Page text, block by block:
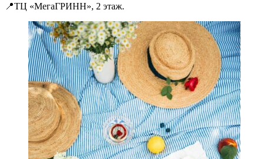
📍ТЦ «МегаГРИНН», 2 этаж.